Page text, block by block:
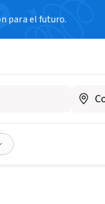
para el futuro.